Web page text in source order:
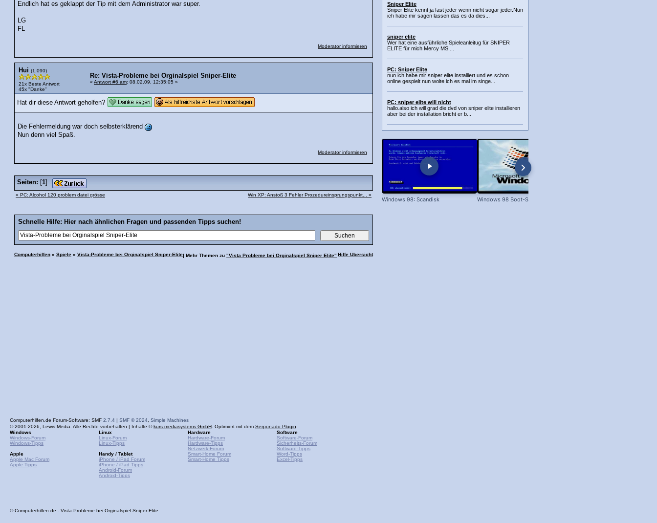
Endlich hat es geklappt der Tip mit dem Administrator war super.
LG
FL
Moderator informieren
Hui (1.090)
21x Beste Antwort
45x "Danke"
Re: Vista-Probleme bei Orginalspiel Sniper-Elite
« Antwort #6 am: 08.02.09, 12:35:05 »
Hat dir diese Antwort geholfen?
Die Fehlermeldung war doch selbsterklärend
Nun denn viel Spaß.
Moderator informieren
Seiten: [1]
« PC: Alcohol 120 problem datei grösse Win XP: Anstoß 3 Fehler Prozedureinsprungspunkt... »
Schnelle Hilfe: Hier nach ähnlichen Fragen und passenden Tipps suchen!
Computerhilfen » Spiele » Vista-Probleme bei Orginalspiel Sniper-Elite Hilfe Übersicht
| Mehr Themen zu "Vista Probleme bei Orginalspiel Sniper Elite"
Sniper Elite
Sniper Elite kennt ja fast jeder wenn nicht sogar jeder.Nun
ich habe mir sagen lassen das es da dies...
sniper elite
Wer hat eine ausführliche Spieleanleitug für SNIPER
ELITE für mich Mercy MS ...
PC: Sniper Elite
nun ich habe mir sniper elite installiert und es schon
online gespielt nun wolte ich es mal im singe...
PC: sniper elite will nicht
hallo.also ich will grad die dvd von sniper elite installieren
aber bei der installation bricht er b...
Windows 98: Scandisk Windows 98 Boot-Screen
Computerhilfen.de Forum-Software: SMF 2.7.4 | SMF © 2024 Simple Machines
© 2001-2026, Lewis Media. Alle Rechte vorbehalten | Inhalte ©kurs mediasystems GmbH . Optimiert mit dem Serponado Plugin
Windows
Windows-Forum
Windows-Tipps
Apple
Apple Mac Forum
Apple Tipps
Linux
Linux-Forum
Linux-Tipps
Handy / Tablet
iPhone / iPad Forum
iPhone / iPad Tipps
Android-Forum
Android-Tipps
Hardware
Hardware-Forum
Hardware-Tipps
Netzwerk-Forum
Smart-Home Forum
Smart-Home Tipps
Software
Software-Forum
Sicherheits-Forum
Software-Tipps
Word-Tipps
Excel-Tipps
© Computerhilfen.de - Vista-Probleme bei Orginalspiel Sniper-Elite